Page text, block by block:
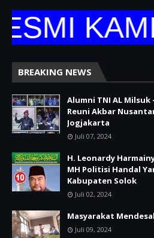
KAMI
BREAKING NEWS
Alumni TNI AL Milsuk
Reuni Akbar
Jogjakarta
Juli 07, 2024
H. Leonardy
MH Politisi Handal
Kabupaten Solok
Juli 02, 2024
Masyarakat
Juli 09, 2024